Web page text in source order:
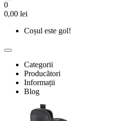
0
0,00 lei
Coșul este gol!
Categorii
Producători
Informații
Blog